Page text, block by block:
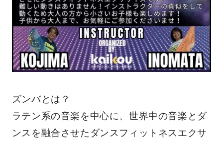
ズンバとは？
ラテン系の音楽を中心に、世界中の音楽とダ
ンスを融合させたダンスフィットネスエクサ